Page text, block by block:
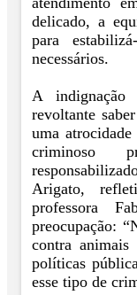
delicado, a
para
necessários.
A indignação
revoltante
uma
criminoso
Arigato,
professora
preocupação:
contra animais
políticas
esse tipo de